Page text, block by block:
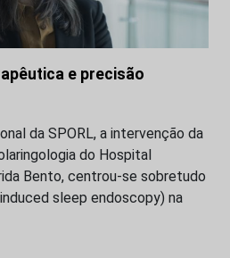
e precisão
da SPORL, a intervenção da
do Hospital
Bento, centrou-se sobretudo
sleep endoscopy) na